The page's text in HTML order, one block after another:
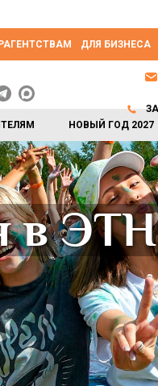
ДЛЯ БИЗНЕСА
НОВЫЙ ГОД 2027
в